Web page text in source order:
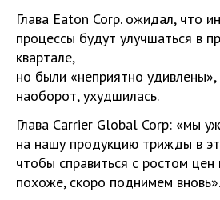
Глава Eaton Corp. ожидал, что
процессы будут улучшаться в
квартале,
но были «неприятно удивлены»,
наоборот, ухудшилась.
Глава Carrier Global Corp: «мы
на нашу продукцию трижды в
чтобы справиться с ростом цен
похоже, скоро поднимем вновь».